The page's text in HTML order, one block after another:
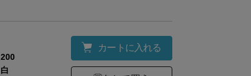
200
白
カートに入れる